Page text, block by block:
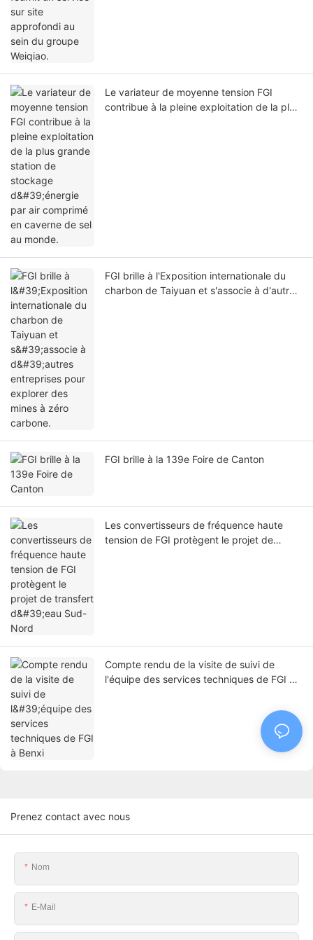
Le variateur de moyenne tension FGI
contribue à la pleine exploitation de la plus
FGI brille à l'Exposition internationale du
charbon de Taiyuan et s'associe à d'autres
FGI brille à la 139e Foire de Canton
Les convertisseurs de fréquence haute
tension de FGI protègent le projet de
Compte rendu de la visite de suivi de
l'équipe des services techniques de FGI à
Prenez contact avec nous
Nom
E-Mail